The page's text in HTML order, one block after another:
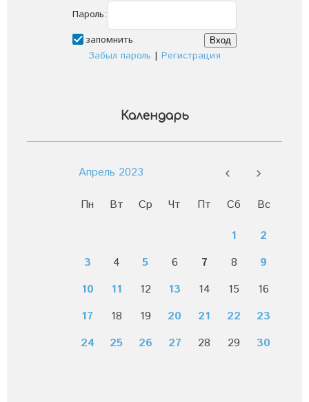
Пароль:
запомнить
Забыл пароль | Регистрация
Календарь
Апрель 2023
Пн Вт Ср Чт Пт Сб
Вс
1
2
3
4 5 6 7 8
9
10
11 12 13 14 15
16
17
18 19 20 21 22
23
24
25 26 27 28 29 30